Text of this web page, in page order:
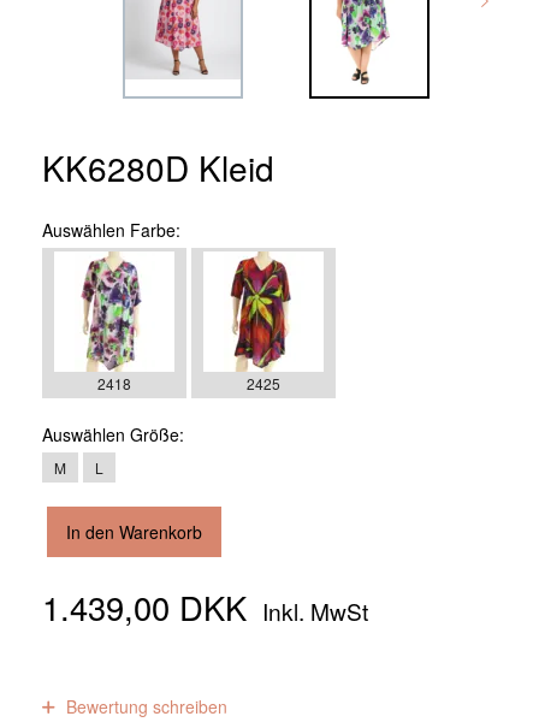
KK6280D Kleid
Auswählen Farbe:
2418 2425
Auswählen Größe:
M L
In den Warenkorb
1.439,00 DKK Inkl. MwSt
Bewertung schreiben